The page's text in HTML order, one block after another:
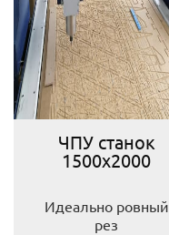
ЧПУ станок
1500х2000
Идеально ровный
рез